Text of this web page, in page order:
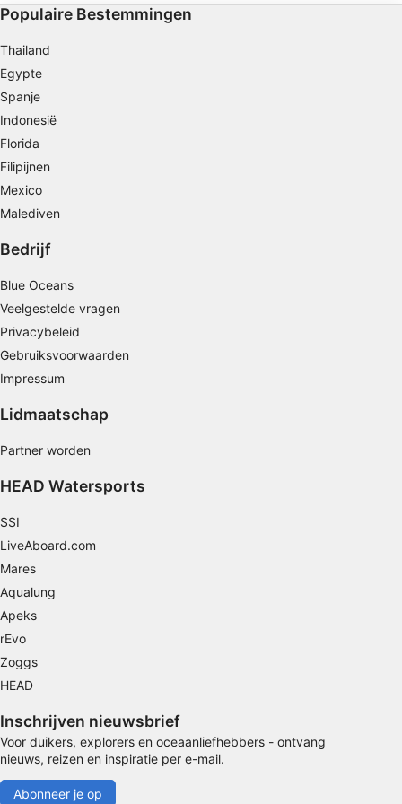
Populaire Bestemmingen
Thailand
Egypte
Spanje
Indonesië
Florida
Filipijnen
Mexico
Malediven
Bedrijf
Blue Oceans
Veelgestelde vragen
Privacybeleid
Gebruiksvoorwaarden
Impressum
Lidmaatschap
Partner worden
HEAD Watersports
SSI
LiveAboard.com
Mares
Aqualung
Apeks
rEvo
Zoggs
HEAD
Inschrijven nieuwsbrief
Voor duikers, explorers en oceaanliefhebbers - ontvang
nieuws, reizen en inspiratie per e-mail.
Abonneer je op
gepersonaliseerde advertenties
Profielen gebruiken voor de selectie van
gepersonaliseerde advertenties
Profielen aanmaken ter personalisatie van
Profielen gebruiken ter selectie van
gepersonaliseerde content
De prestaties van advertenties meten
Contentprestaties meten
Publieksgroepen begrijpen aan de hand van
statistieken of combinaties van gegevens uit
verschillende bronnen
Diensten ontwikkelen en verbeteren
Beperkte gegevens gebruiken om content te
Precieze geolocatiegegevens gebruiken
opgevraagde informatie
Niet-IAB-verwerkingsdoeleinden:
Functioneel
Advertenties